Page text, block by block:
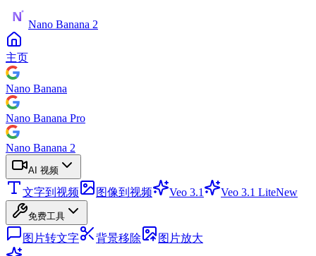
Nano Banana 2
主页
Nano Banana
Nano Banana Pro
Nano Banana 2
AI 视频
文字到视频 图像到视频 Veo 3.1 Veo 3.1 LiteNew
免费工具
图片转文字 背景移除 图片放大